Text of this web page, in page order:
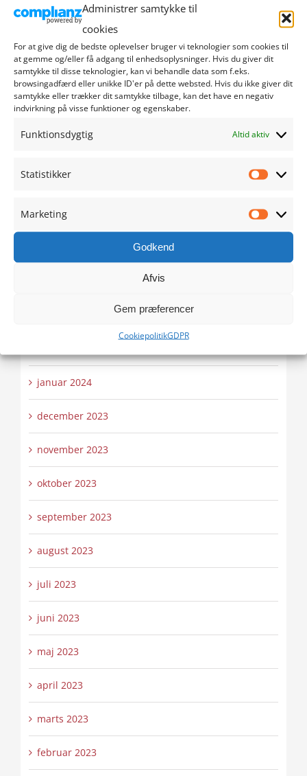
Administrer samtykke til
cookies
For at give dig de bedste oplevelser bruger vi teknologier som cookies til
at gemme og/eller få adgang til enhedsoplysninger. Hvis du giver dit
samtykke til disse teknologier, kan vi behandle data som f.eks.
browsingadfærd eller unikke ID'er på dette websted. Hvis du ikke giver dit
samtykke eller trækker dit samtykke tilbage, kan det have en negativ
indvirkning på visse funktioner og egenskaber.
Funktionsdygtig Altid aktiv
Statistikker
Marketing
Godkend
Afvis
Gem præferencer
CookiepolitikGDPR
december 2024
november 2024
oktober 2024
september 2024
juli 2024
juni 2024
januar 2024
december 2023
november 2023
oktober 2023
september 2023
august 2023
juli 2023
juni 2023
maj 2023
april 2023
marts 2023
februar 2023